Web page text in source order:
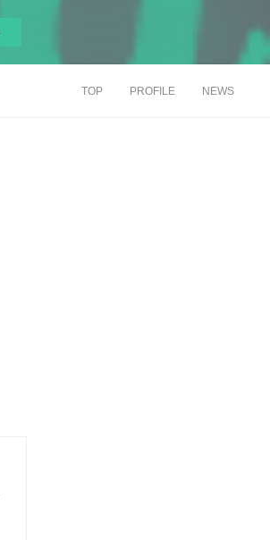
TOP PROFILE NEWS